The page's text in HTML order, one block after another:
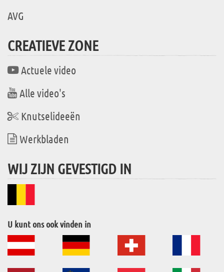
AVG
CREATIEVE ZONE
Actuele video
Alle video's
Knutselideeën
Werkbladen
WIJ ZIJN GEVESTIGD IN
U kunt ons ook vinden in